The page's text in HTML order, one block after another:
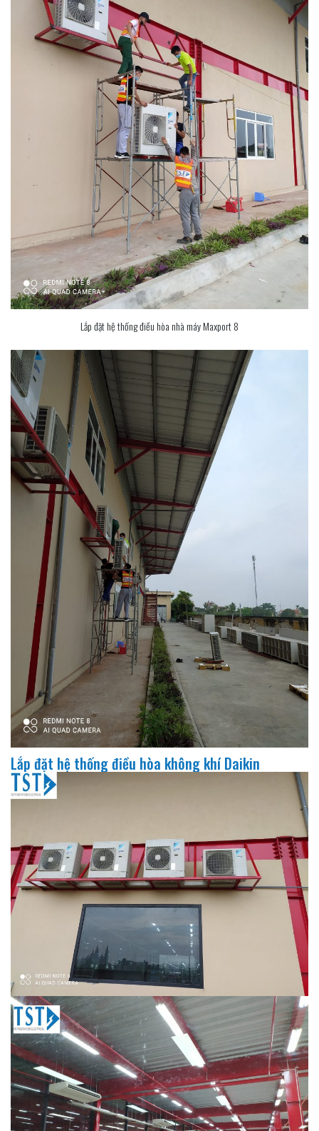
Lắp đặt hệ thống điều hòa nhà máy Maxport 8
Lắp đặt hệ thống điều hòa không khí Daikin